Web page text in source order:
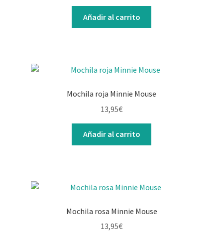
Añadir al carrito
Mochila roja Minnie Mouse
13,95€
Añadir al carrito
Mochila rosa Minnie Mouse
13,95€